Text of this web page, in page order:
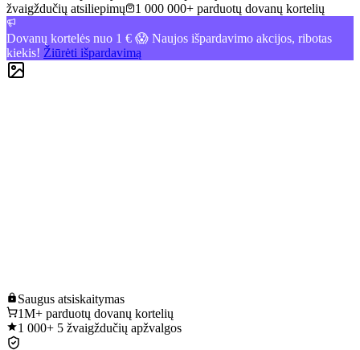
žvaigždučių atsiliepimų
1 000 000+ parduotų dovanų kortelių
Dovanų kortelės nuo 1 € 😱 Naujos išpardavimo akcijos, ribotas
kiekis! Žiūrėti išpardavimą
Saugus atsiskaitymas
1M+ parduotų dovanų kortelių
1 000+ 5 žvaigždučių apžvalgos